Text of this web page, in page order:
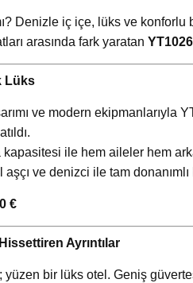
Denizle iç içe, lüks ve
arasında fark yaratan YT1026
Lüks
ve modern ekipmanlarıyla
ile hem aileler hem
ve denizci ile tam
€
Ayrıntılar
bir lüks otel. Geniş